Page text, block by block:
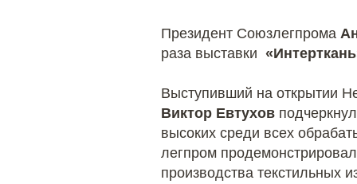
Президент Союзлегпрома
раза выставки
Выступивший на открытии
Виктор Евтухов
высоких среди всех
легпром
производства текстильных